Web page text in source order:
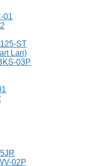
01
ST
Lari)
03P
02P